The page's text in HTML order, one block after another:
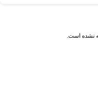
نشده است.